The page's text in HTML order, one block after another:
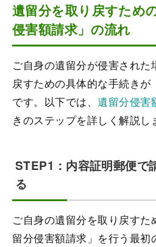
遺留分を取り戻すため
侵害額請求」の流れ
ご自身の遺留分が侵害された
戻すための具体的な手続きが
です。以下では、遺留分侵害
きのステップを詳しく解説し
STEP1：内容証明郵便で
る
ご自身の遺留分を取り戻すた
留分侵害額請求」を行う最